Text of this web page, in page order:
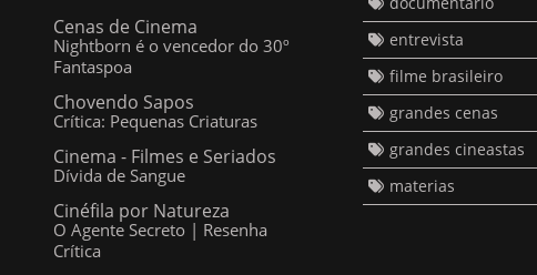
Chovendo Sapos
Crítica: Pequenas Criaturas
Cinema - Filmes e Seriados
Dívida de Sangue
O Agente Secreto | Resenha Crítica
entrevista
filme brasileiro
grandes cenas
grandes cineastas
materias
de estilo Designed by Templateism